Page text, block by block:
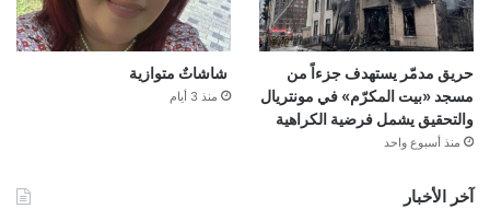
حريق مدمّر يستهدف جزءاً من
مسجد «بيت المكرّم» في مونتريال
والتحقيق يشمل فرضية الكراهية
منذ أسبوع واحد
شاشاتٌ متوازية
منذ 3 أيام
آخر الأخبار